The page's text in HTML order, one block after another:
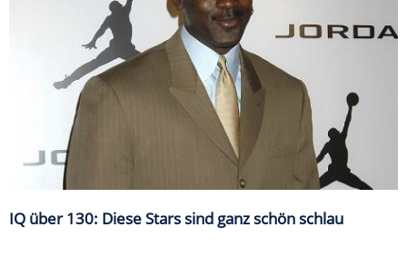
IQ über 130: Diese Stars sind ganz schön schlau